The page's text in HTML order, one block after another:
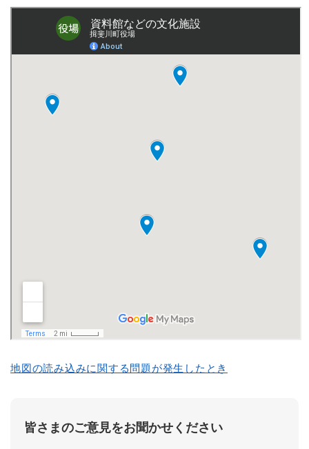
地図の読み込みに関する問題が発生したとき
皆さまのご意見をお聞かせください